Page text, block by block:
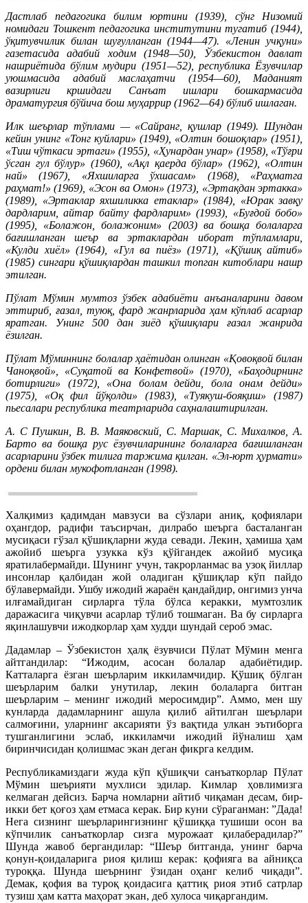
Дастлаб педагогика билим юртини (1939), сўнг Низомий
номидаги Тошкент педагогика институтини тугатиб (1944),
ўқитувчилик билан шуғулланган (1944—47). «Ленин учқуни»
газетасида адабий ходим (1948—50), Ўзбекистон давлат
нашриётида бўлим мудири (1951—52), республика Ёзувчилар
уюшмасида адабий маслаҳатчи (1954—60), Маданият
вазирлиги кршидаги Санъат ишлари бошкармасида
драматургия бўйича бош муҳаррир (1962—64) бўлиб ишлаган.
Илк шеърлар тўплами — «Сайранг, қушлар (1949). Шундан
кейин унинг «Тонг куйлари» (1949), «Олтин бошоқлар» (1951),
«Тиш чўткаси эртаги» (1955), «Ҳунардан унар» (1958), «Тўғри
ўсган гул бўлур» (1960), «Ақл қаерда бўлар» (1962), «Олтин
най» (1967), «Яхшиларга ўхшасам» (1968), «Раҳматга
раҳмат!» (1969), «Эсон ва Омон» (1973), «Эртақдан эртакка»
(1989), «Эртаклар яхшиликка етаклар» (1984), «Юрак завқу
дардларим, айтар байту фардларим» (1993), «Буғдой бобо»
(1995), «Болажон, болажоним» (2003) ва бошқа болаларга
бағишланган шеър ва эртаклардан иборат тўпламлари,
«Кулди хиёл» (1964), «Гул ва пиёз» (1971), «Қўшиқ айтиб»
(1985) сингари қўшиқлардан ташкил топган китоблари нашр
этилган.
Пўлат Мўмин мумтоз ўзбек адабиёти анъаналарини давом
эттириб, ғазал, туюқ, фард жанрларида ҳам кўплаб асарлар
яратган. Унинг 500 дан зиёд қўшиқлари ғазал жанрида
ёзилган.
Пўлат Мўминнинг болалар ҳаётидан олинган «Қовоқвой билан
Чаноқвой», «Суқатой ва Конфетвой» (1970), «Баҳодирнинг
ботирлиги» (1972), «Она болам дейди, бола онам дейди»
(1975), «Оқ фил йўқолди» (1983), «Туякуш-бояқиш» (1987)
пьесалари республика театрларида саҳналаштирилган.
А. С Пушкин, В. В. Маяковский, С. Маршак, С. Михалков, А.
Барто ва бошқа рус ёзувчиларининг болаларга бағишланган
асарларини ўзбек тилига таржима қилган. «Эл-юрт ҳурмати»
ордени билан мукофотланган (1998).
Халқимиз қадимдан мавзуси ва сўзлари аниқ, қофиялари
оҳангдор, радифи таъсирчан, дилрабо шеърга басталанган
мусиқаси гўзал қўшиқларни жуда севади. Лекин, ҳамиша ҳам
ажойиб шеърга узукка кўз қўйгандек ажойиб мусиқа
яратилабермайди. Шунинг учун, такрорланмас ва узоқ йиллар
инсонлар қалбидан жой оладиган қўшиқлар кўп пайдо
бўлавермайди. Ушбу ижодий жараён қандайдир, онгимиз унча
илғамайдиган сирларга тўла бўлса керакки, мумтозлик
даражасига чиқувчи асарлар тўлиб тошмаган. Ва бу сирларга
яқинлашувчи ижодкорлар ҳам худди шундай сероб эмас.
Дадамлар – Ўзбекистон ҳалқ ёзувчиси Пўлат Мўмин менга
айтгандилар: “Ижодим, асосан болалар адабиётидир.
Катталарга ёзган шеърларим иккиламчидир. Қўшиқ бўлган
шеърларим балки унутилар, лекин болаларга битган
шеърларим – менинг ижодий меросимдир”. Аммо, мен шу
кунларда дадамларнинг ашула қилиб айтилган шеърлари
салмоғини, уларнинг аксарияти ўз вақтида улкан эътиборга
тушганлигини эслаб, иккиламчи ижодий йўналиш ҳам
биринчисидан қолишмас экан деган фикрга келдим.
Республикамиздаги жуда кўп қўшиқчи санъаткорлар Пўлат
Мўмин шеърияти мухлиси эдилар. Кимлар ҳовлимизга
келмаган дейсиз. Барча номларни айтиб чиқаман десам, бир-
икки бет қоғоз ҳам етмаса керак. Бир куни сўраганман: ”Дада!
Нега сизнинг шеърларингизнинг қўшиққа тушиши осон ва
кўпчилик санъаткорлар сизга мурожаат қилаберадилар?”
Шунда жавоб бергандилар: “Шеър битганда, унинг барча
қонун-қоидаларига риоя қилиш керак: қофияга ва айниқса
туроққа. Шунда шеърнинг ўзидан оҳанг келиб чиқади”.
Демак, қофия ва туроқ қоидасига қаттиқ риоя этиб сатрлар
тузиш ҳам катта маҳорат экан, деб хулоса чиқаргандим.